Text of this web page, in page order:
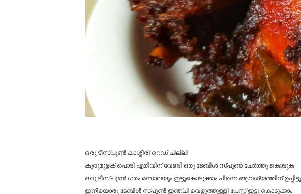
ഒരു ടീസ്പൂൺ കാശ്മീരി റെഡ് ചില്ലി
കുരുമുളക് പൊടി എരിവിന് വേണ്ടി ഒരു ടേബിൾ സ്പൂൺ ചേർത്തു കൊടുക
ഒരു ടീസ്പൂൺ ഗരം മസാലയും ഇട്ടുകൊടുക്കാം പിന്നെ ആവശ്യത്തിന്
ഇനിയൊരു ടേബിൾ സ്പൂൺ ഇഞ്ചി വെളുത്തുള്ളി പേസ്റ്റ് ഇട്ടു കൊടുക്കാം